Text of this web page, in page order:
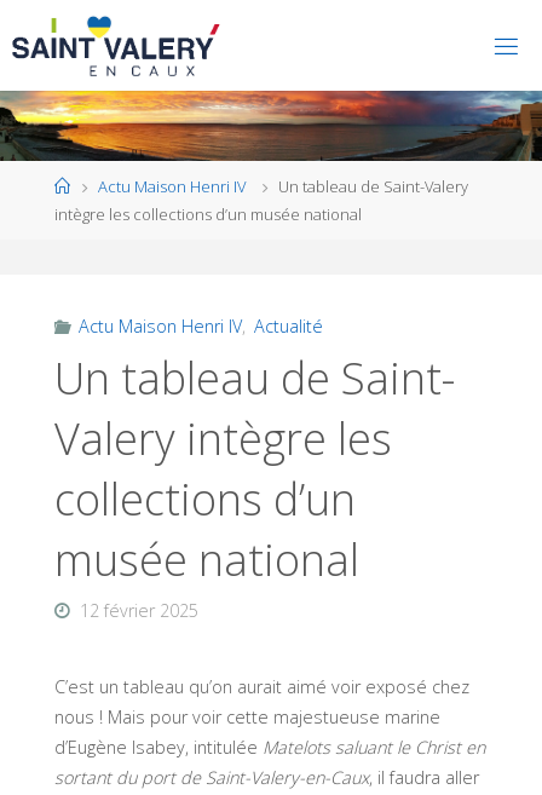
HomeActu Maison Henri IV
Un tableau de Saint-Valery
intègre les collections d’un musée national
Actu Maison Henri IV, Actualité
Un tableau de Saint-
Valery intègre les
collections d’un
musée national
12 février 2025
C’est un tableau qu’on aurait aimé voir exposé chez
nous ! Mais pour voir cette majestueuse marine
d’Eugène Isabey, intitulée Matelots saluant le Christ en
sortant du port de Saint-Valery-en-Caux, il faudra aller